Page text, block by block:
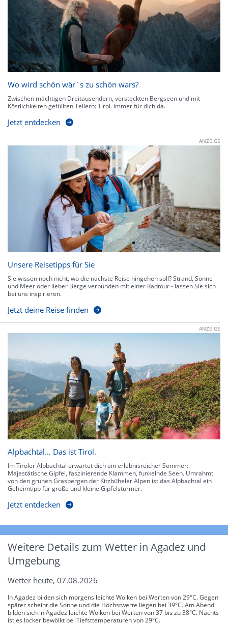
Wo wird schön wär`s zu schön wars?
Zwischen mächtigen Dreitausendern, versteckten Bergseen und mit
Köstlichkeiten gefüllten Tellern: Tirol. Immer für dich da.
Jetzt entdecken
ANZEIGE
Unsere Reisetipps für Sie
Sie wissen noch nicht, wo die nächste Reise hingehen soll? Strand, Sonne
und Meer oder lieber Berge verbunden mit einer Radtour - lassen Sie sich
bei uns inspirieren.
Jetzt deine Reise finden
ANZEIGE
Alpbachtal… Das ist Tirol.
Im Tiroler Alpbachtal erwartet dich ein erlebnisreicher Sommer:
Majestätische Gipfel, faszinierende Klammen, funkelnde Seen. Umrahmt
von den grünen Grasbergen der Kitzbüheler Alpen ist das Alpbachtal ein
Geheimtipp für große und kleine Gipfelstürmer.
Jetzt entdecken
Weitere Details zum Wetter in Agadez und
Umgebung
Wetter heute, 07.08.2026
In Agadez bilden sich morgens leichte Wolken bei Werten von 29°C. Gegen
später scheint die Sonne und die Höchstwerte liegen bei 39°C. Am Abend
bilden sich in Agadez leichte Wolken bei Werten von 37 bis zu 38°C. Nachts
ist es locker bewölkt bei Tiefsttemperaturen von 29°C.